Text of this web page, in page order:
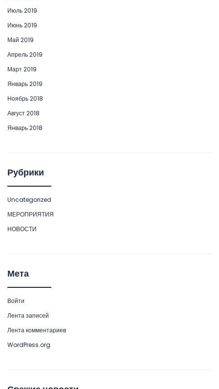
Июль 2019
Июнь 2019
Май 2019
Апрель 2019
Март 2019
Январь 2019
Ноябрь 2018
Август 2018
Январь 2018
Рубрики
Uncategorized
МЕРОПРИЯТИЯ
НОВОСТИ
Мета
Войти
Лента записей
Лента комментариев
WordPress.org